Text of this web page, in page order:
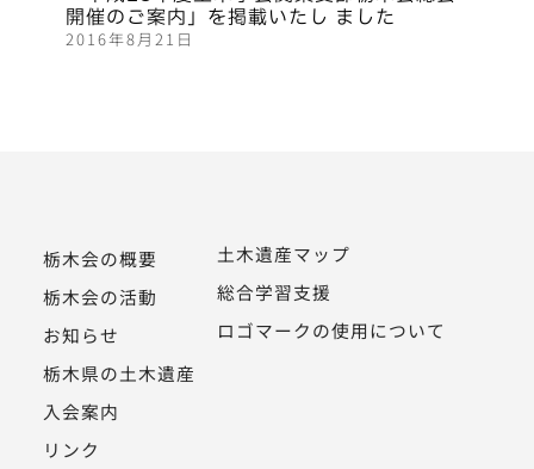
開催のご案内」を掲載いたし ました
2016年8月21日
栃木会の概要
栃木会の活動
お知らせ
栃木県の土木遺産
入会案内
リンク
土木遺産マップ
総合学習支援
ロゴマークの使用について